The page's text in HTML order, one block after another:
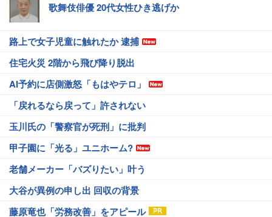
歌舞伎俳優 20代女性ひき逃げか
路上で女子児童に触れたか 逮捕
住宅火災 2階から飛び降り脱出
AI予約に店側激怒「もはやテロ」
「戻れるなら戻って」許されない
玉川氏の「警察官が死刑」に批判
甲子園に「光る」ユニホーム?
老舗メーカー「バズりたい」叶う
大谷が異例の申し出 回収の背景
藤原竜也「労務改善」をアピール